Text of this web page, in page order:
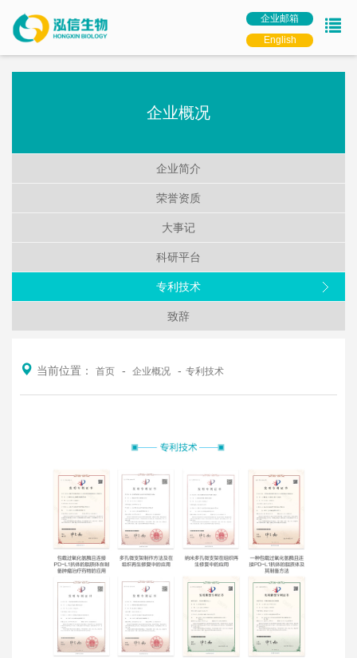
企业邮箱
English
企业概况
企业简介
荣誉资质
大事记
科研平台
专利技术
致辞
当前位置： 首页 企业概况 专利技术